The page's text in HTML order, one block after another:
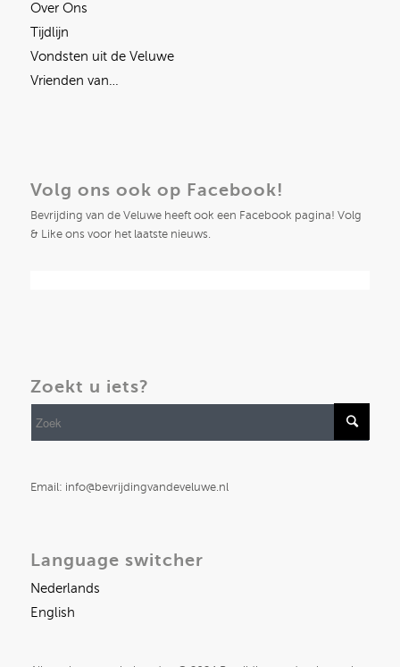
Over Ons
Tijdlijn
Vondsten uit de Veluwe
Vrienden van…
Volg ons ook op Facebook!
Bevrijding van de Veluwe heeft ook een Facebook pagina! Volg
& Like ons voor het laatste nieuws.
Zoekt u iets?
Email: info@bevrijdingvandeveluwe.nl
Language switcher
Nederlands
English